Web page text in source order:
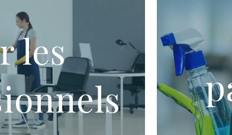
les
tels que :
publics ou
cabinets médicaux
Nous
Petits